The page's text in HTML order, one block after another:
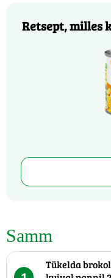
Retsept, milles
Samm
Tükelda